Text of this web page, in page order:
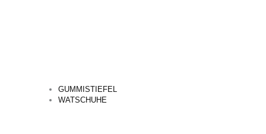
GUMMISTIEFEL
WATSCHUHE